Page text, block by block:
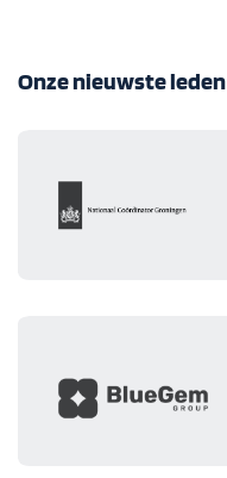
Onze nieuwste leden